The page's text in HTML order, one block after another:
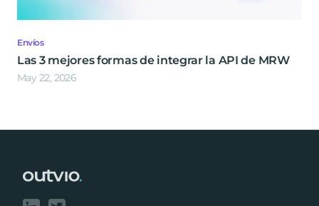
Envíos
Las 3 mejores formas de integrar la API de MRW
May 22, 2026